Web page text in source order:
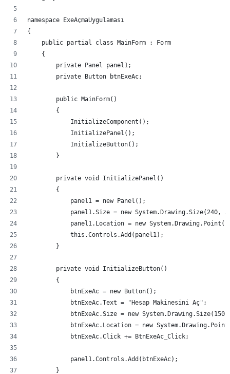
namespace ExeAçmaUygulaması
{
    public partial class MainForm : Form
    {
        private Panel panel1;
        private Button btnExeAc;
        public MainForm()
        {
            InitializeComponent();
            InitializePanel();
            InitializeButton();
        }
        private void InitializePanel()
        {
            panel1 = new Panel();
panel1.Size = new System.Drawing.Size(240,
panel1.Location = new
            this.Controls.Add(panel1);
        }
        private void InitializeButton()
        {
            btnExeAc = new Button();
            btnExeAc.Text = "Hesap Makinesini Aç";
btnExeAc.Size = new System.Drawing.Size(150,
btnExeAc.Location = new
            btnExeAc.Click += BtnExeAc_Click;
            panel1.Controls.Add(btnExeAc);
        }